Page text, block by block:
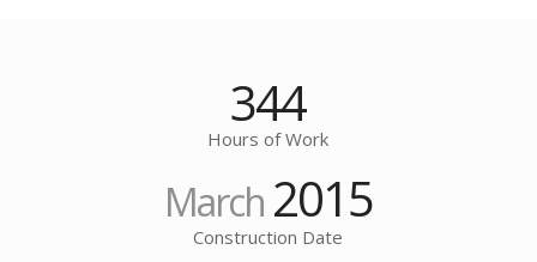
344
Hours of Work
March 2015
Construction Date